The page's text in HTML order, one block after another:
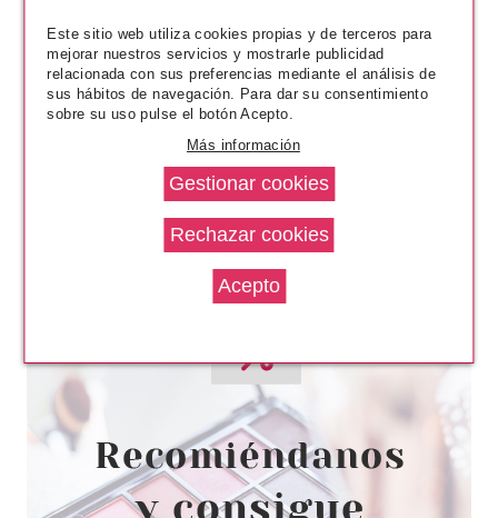
GLAM & DOLL VOLUME
MASCARA 10 ML
-14%
desde
4.30€
Este sitio web utiliza cookies propias y de terceros para
mejorar nuestros servicios y mostrarle publicidad
relacionada con sus preferencias mediante el análisis de
sus hábitos de navegación. Para dar su consentimiento
sobre su uso pulse el botón Acepto.
Más información